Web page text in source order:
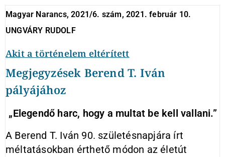
Magyar Narancs, 2021/6. szám, 2021. február 10.
UNGVÁRY RUDOLF
Akit a történelem eltérített
Megjegyzések Berend T. Iván
pályájához
„Elegendő harc, hogy a multat be kell vallani.”
A Berend T. Iván 90. születésnapjára írt
méltatásokban érthető módon az életút